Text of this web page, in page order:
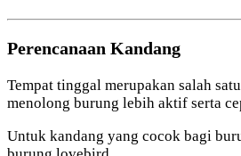
Perencanaan Kandang
Tempat tinggal merupakan salah
menolong burung lebih aktif serta
Untuk kandang yang cocok bagi